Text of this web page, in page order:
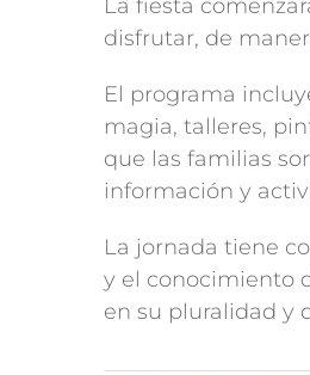
La fiesta
disfrutar, de
El programa
magia, talleres,
que las familias
información y
La jornada tiene
y el conocimiento
en su pluralidad y